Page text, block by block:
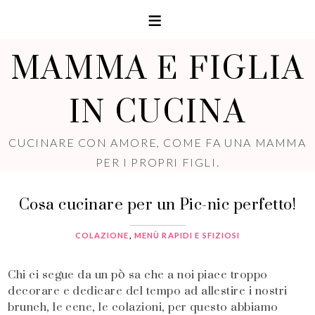
MAMMA E FIGLIA
IN CUCINA
CUCINARE CON AMORE, COME FA UNA MAMMA
PER I PROPRI FIGLI.
Cosa cucinare per un Pic-nic perfetto!
COLAZIONE MENÙ RAPIDI E SFIZIOSI
Chi ci segue da un pò sa che a noi piace troppo
decorare e dedicare del tempo ad allestire i nostri
brunch, le cene, le colazioni, per questo abbiamo